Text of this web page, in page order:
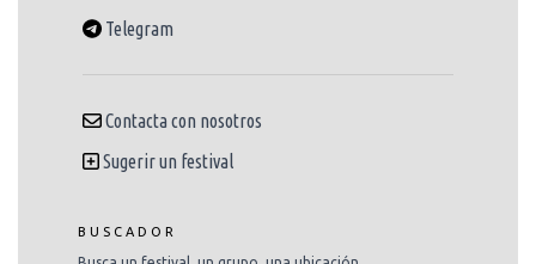
Telegram
Contacta con nosotros
Sugerir un festival
BUSCADOR